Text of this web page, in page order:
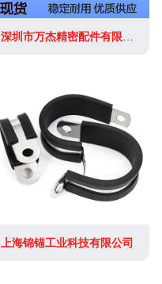
深圳市万杰精密配件有限公司
上海锦锚工业科技有限公司